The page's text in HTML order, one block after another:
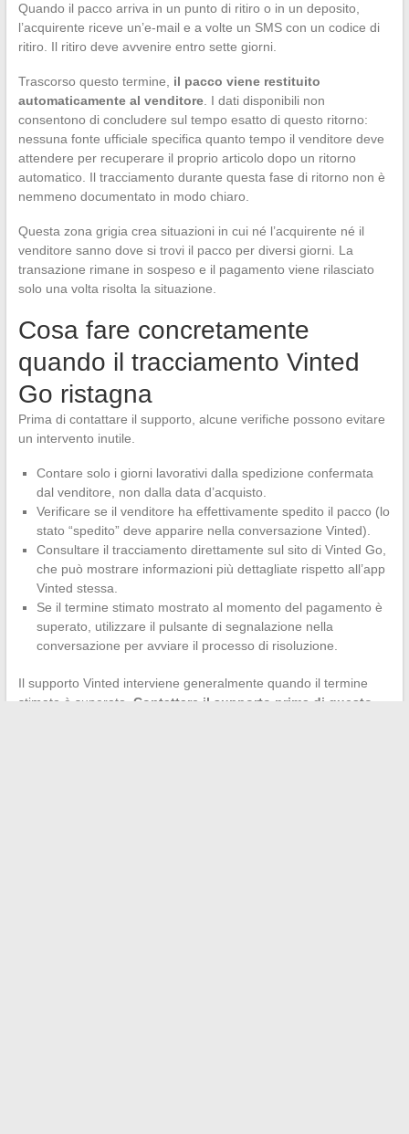
Quando il pacco arriva in un punto di ritiro o in un deposito,
l’acquirente riceve un’e-mail e a volte un SMS con un codice di
ritiro. Il ritiro deve avvenire entro sette giorni.
Trascorso questo termine, il pacco viene restituito
automaticamente al venditore. I dati disponibili non
consentono di concludere sul tempo esatto di questo ritorno:
nessuna fonte ufficiale specifica quanto tempo il venditore deve
attendere per recuperare il proprio articolo dopo un ritorno
automatico. Il tracciamento durante questa fase di ritorno non è
nemmeno documentato in modo chiaro.
Questa zona grigia crea situazioni in cui né l’acquirente né il
venditore sanno dove si trovi il pacco per diversi giorni. La
transazione rimane in sospeso e il pagamento viene rilasciato
solo una volta risolta la situazione.
Cosa fare concretamente
quando il tracciamento Vinted
Go ristagna
Prima di contattare il supporto, alcune verifiche possono evitare
un intervento inutile.
Contare solo i giorni lavorativi dalla spedizione confermata
dal venditore, non dalla data d’acquisto.
Verificare se il venditore ha effettivamente spedito il pacco (lo
stato “spedito” deve apparire nella conversazione Vinted).
Consultare il tracciamento direttamente sul sito di Vinted Go,
che può mostrare informazioni più dettagliate rispetto all’app
Vinted stessa.
Se il termine stimato mostrato al momento del pagamento è
superato, utilizzare il pulsante di segnalazione nella
conversazione per avviare il processo di risoluzione.
Il supporto Vinted interviene generalmente quando il termine
stimato è superato. Contattare il supporto prima di questo